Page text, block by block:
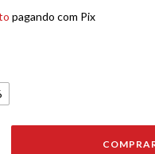
pagando com Pix